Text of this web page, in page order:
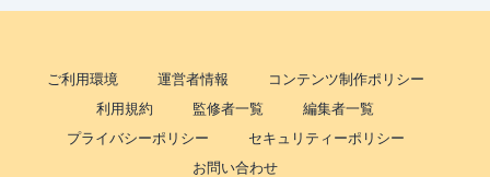
ご利用環境 運営者情報
コンテンツ制作ポリシー
利用規約
監修者一覧
編集者一覧
プライバシーポリシー
セキュリティーポリシー
お問い合わせ